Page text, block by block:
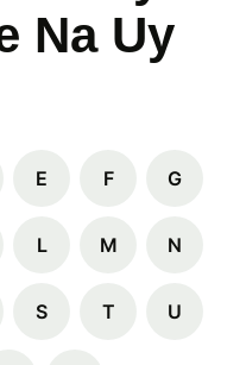
Na Uy
E F G
L M N
S T U